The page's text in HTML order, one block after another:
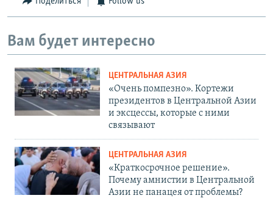
Вам будет интересно
ЦЕНТРАЛЬНАЯ АЗИЯ
«Очень помпезно». Кортежи
президентов в Центральной Азии
и эксцессы, которые с ними
связывают
ЦЕНТРАЛЬНАЯ АЗИЯ
«Краткосрочное решение».
Почему амнистии в Центральной
Азии не панацея от проблемы?